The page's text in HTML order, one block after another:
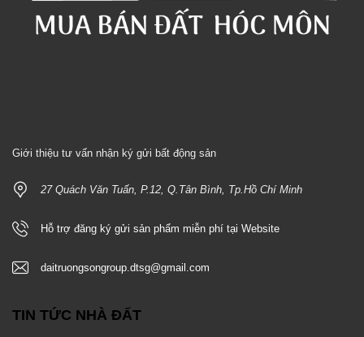
Giới thiệu tư vấn nhận ký gửi bất động sản
27 Quách Văn Tuấn, P.12, Q.Tân Bình, Tp.Hồ Chí Minh
Hỗ trợ đăng ký gửi sản phẩm miễn phí tại Website
daitruongsongroup.dtsg@gmail.com
TIN TỨC NHÀ ĐẤT